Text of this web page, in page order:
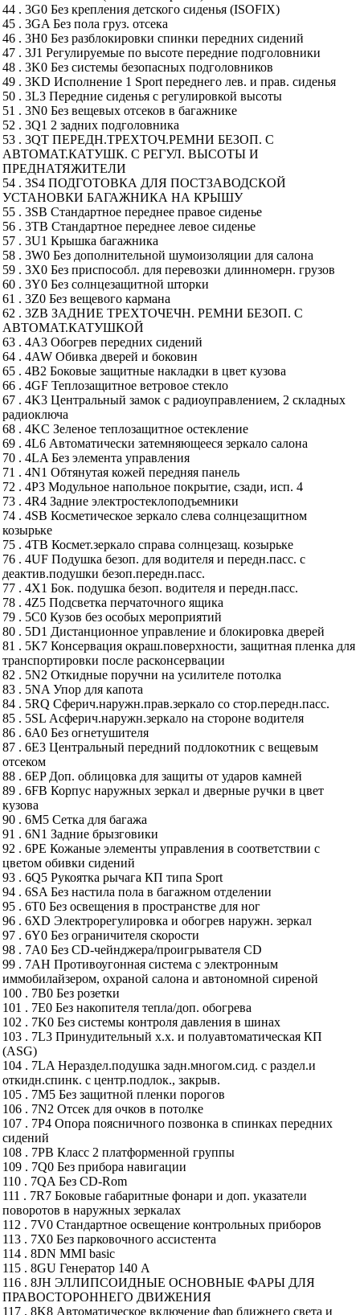
44 . 3G0 Без крепления детского сиденья (ISOFIX)
45 . 3GA Без пола груз. отсека
46 . 3H0 Без разблокировки спинки передних сидений
47 . 3J1 Регулируемые по высоте передние подголовники
48 . 3K0 Без системы безопасных подголовников
49 . 3KD Исполнение 1 Sport переднего лев. и прав. сиденья
50 . 3L3 Передние сиденья с регулировкой высоты
51 . 3N0 Без вещевых отсеков в багажнике
52 . 3Q1 2 задних подголовника
53 . 3QT ПЕРЕДН.ТРЕХТОЧ.РЕМНИ БЕЗОП. С
АВТОМАТ.КАТУШК. С РЕГУЛ. ВЫСОТЫ И
ПРЕДНАТЯЖИТЕЛИ
54 . 3S4 ПОДГОТОВКА ДЛЯ ПОСТЗАВОДСКОЙ
УСТАНОВКИ БАГАЖНИКА НА КРЫШУ
55 . 3SB Стандартное переднее правое сиденье
56 . 3TB Стандартное переднее левое сиденье
57 . 3U1 Крышка багажника
58 . 3W0 Без дополнительной шумоизоляции для салона
59 . 3X0 Без приспособл. для перевозки длинномерн. грузов
60 . 3Y0 Без солнцезащитной шторки
61 . 3Z0 Без вещевого кармана
62 . 3ZB ЗАДНИЕ ТРЕХТОЧЕЧН. РЕМНИ БЕЗОП. С
АВТОМАТ.КАТУШКОЙ
63 . 4A3 Обогрев передних сидений
64 . 4AW Обивка дверей и боковин
65 . 4B2 Боковые защитные накладки в цвет кузова
66 . 4GF Теплозащитное ветровое стекло
67 . 4K3 Центральный замок с радиоуправлением, 2 складных
радиоключа
68 . 4KC Зеленое теплозащитное остекление
69 . 4L6 Автоматически затемняющееся зеркало салона
70 . 4LA Без элемента управления
71 . 4N1 Обтянутая кожей передняя панель
72 . 4P3 Модульное напольное покрытие, сзади, исп. 4
73 . 4R4 Задние электростеклоподъемники
74 . 4SB Косметическое зеркало слева солнцезащитном
козырьке
75 . 4TB Космет.зеркало справа солнцезащ. козырьке
76 . 4UF Подушка безоп. для водителя и передн.пасс. с
деактив.подушки безоп.передн.пасс.
77 . 4X1 Бок. подушка безоп. водителя и передн.пасс.
78 . 4Z5 Подсветка перчаточного ящика
79 . 5C0 Кузов без особых мероприятий
80 . 5D1 Дистанционное управление и блокировка дверей
81 . 5K7 Консервация окраш.поверхности, защитная пленка для
транспортировки после расконсервации
82 . 5N2 Откидные поручни на усилителе потолка
83 . 5NA Упор для капота
84 . 5RQ Сферич.наружн.прав.зеркало со стор.передн.пасс.
85 . 5SL Асферич.наружн.зеркало на стороне водителя
86 . 6A0 Без огнетушителя
87 . 6E3 Центральный передний подлокотник с вещевым
отсеком
88 . 6EP Доп. облицовка для защиты от ударов камней
89 . 6FB Корпус наружных зеркал и дверные ручки в цвет
кузова
90 . 6M5 Сетка для багажа
91 . 6N1 Задние брызговики
92 . 6PE Кожаные элементы управления в соответствии с
цветом обивки сидений
93 . 6Q5 Рукоятка рычага КП типа Sport
94 . 6SA Без настила пола в багажном отделении
95 . 6T0 Без освещения в пространстве для ног
96 . 6XD Электрорегулировка и обогрев наружн. зеркал
97 . 6Y0 Без ограничителя скорости
98 . 7A0 Без CD-чейнджера/проигрывателя CD
99 . 7AH Противоугонная система с электронным
иммобилайзером, охраной салона и автономной сиреной
100 . 7B0 Без розетки
101 . 7E0 Без накопителя тепла/доп. обогрева
102 . 7K0 Без системы контроля давления в шинах
103 . 7L3 Принудительный х.х. и полуавтоматическая КП
(ASG)
104 . 7LA Нераздел.подушка задн.многом.сид. с раздел.и
откидн.спинк. с центр.подлок., закрыв.
105 . 7M5 Без защитной пленки порогов
106 . 7N2 Отсек для очков в потолке
107 . 7P4 Опора поясничного позвонка в спинках передних
сидений
108 . 7PB Класс 2 платформенной группы
109 . 7Q0 Без прибора навигации
110 . 7QA Без CD-Rom
111 . 7R7 Боковые габаритные фонари и доп. указатели
поворотов в наружных зеркалах
112 . 7V0 Стандартное освещение контрольных приборов
113 . 7X0 Без парковочного ассистента
114 . 8DN MMI basic
115 . 8GU Генератор 140 А
116 . 8JH ЭЛЛИПСОИДНЫЕ ОСНОВНЫЕ ФАРЫ ДЛЯ
ПРАВОСТОРОННЕГО ДВИЖЕНИЯ
117 . 8K8 Автоматическое включение фар ближнего света и